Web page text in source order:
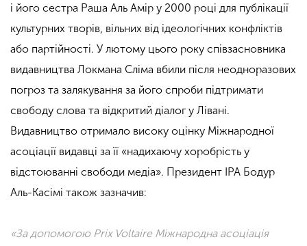
і його сестра Раша Аль Амір у 2000 році для публікації
культурних творів, вільних від ідеологічних конфліктів
або партійності. У лютому цього року співзасновника
видавництва Локмана Сліма вбили після неодноразових
погроз та залякування за його спроби підтримати
свободу слова та відкритий діалог у Лівані.
Видавництво отримало високу оцінку Міжнародної
асоціації видавці за її «надихаючу хоробрість у
відстоюванні свободи медіа». Президент IPA Бодур
Аль-Касімі також зазначив:
«За допомогою Prix Voltaire Міжнародна асоціація